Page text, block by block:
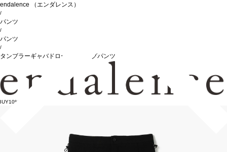
endalence （エンダレンス）
/
パンツ
/
パンツ
/
タンブラーギャバドローストリングパンツ